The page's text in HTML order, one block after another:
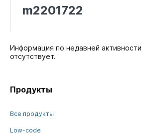
m2201722
Информация по недавней
отсутствует.
Продукты
Все продукты
Low-code